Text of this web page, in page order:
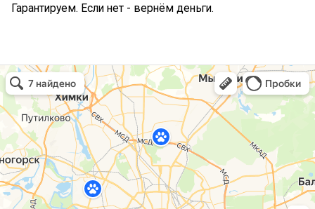
Гарантируем. Если нет - вернём деньги.